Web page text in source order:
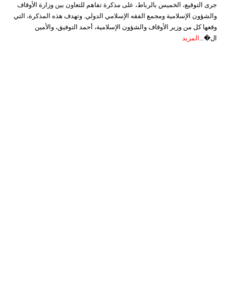
جرى التوقيع، الخميس بالرباط، على مذكرة تفاهم للتعاون بين وزارة الأوقاف
والشؤون الإسلامية ومجمع الفقه الإسلامي الدولي. وتهدف هذه المذكرة، التي
وقعها كل من وزير الأوقاف والشؤون الإسلامية، أحمد التوفيق، والأمين
ال�... المزيد